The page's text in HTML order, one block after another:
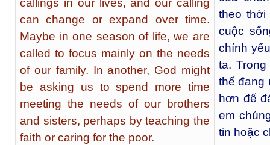
callings in our lives, and our calling
can change or expand over time.
Maybe in one season of life, we are
called to focus mainly on the needs
of our family. In another, God might
be asking us to spend more time
meeting the needs of our brothers
and sisters, perhaps by teaching the
faith or caring for the poor.
theo thời
cuộc
chính
ta.
thể đang
hơn để
em
tin hoặc